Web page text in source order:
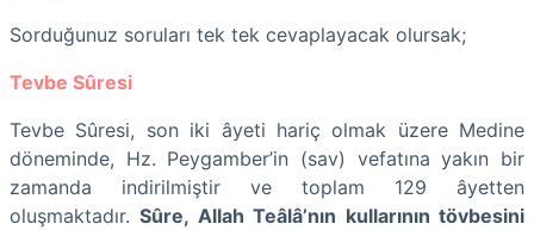
Sorduğunuz soruları tek tek cevaplayacak olursak;
Tevbe Sûresi
Tevbe Sûresi, son iki âyeti hariç olmak üzere Medine
döneminde, Hz. Peygamber’in (sav) vefatına yakın bir
zamanda indirilmiştir ve toplam 129 âyetten
oluşmaktadır.Sûre, Allah Teâlâ’nın kullarının tövbesini